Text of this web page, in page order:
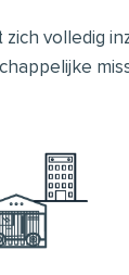
zich volledig